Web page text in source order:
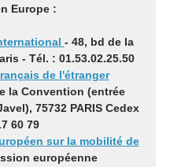
Europe :
- 48, bd de la
- Tél. : 01.53.02.25.50
de l'étranger
la Convention (entrée
75732 PARIS Cedex
60 79
sur la mobilité de
européenne